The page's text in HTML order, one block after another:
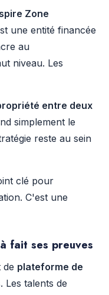
Zone
une entité financée
au
niveau. Les
entre deux
simplement le
reste au sein
clé pour
C'est une
fait ses preuves
de plateforme de
. Les talents de